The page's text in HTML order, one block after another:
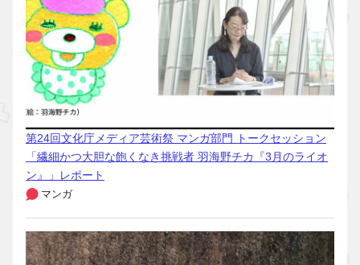
第24回文化庁メディア芸術祭 マンガ部門 トークセッション
「繊細かつ大胆な飽くなき挑戦者 羽海野チカ『3月のライオ
ン』」レポート
マンガ